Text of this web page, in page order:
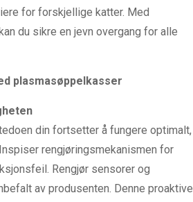
for forskjellige katter. Med
du sikre en jevn overgang for alle
plasmasøppelkasser
din fortsetter å fungere optimalt,
rengjøringsmekanismen for
Rengjør sensorer og
av produsenten. Denne proaktive